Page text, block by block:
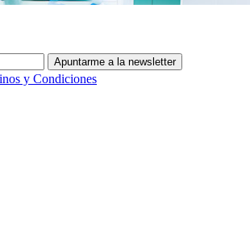
Apuntarme a la newsletter
y Condiciones